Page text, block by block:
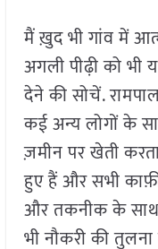
मैं ख़ुद भी गांव में
अगली पीढ़ी को भी
देने की सोचें.
कई अन्य लोगों के
ज़मीन पर खेती
हुए हैं और सभी
और तकनीक के साथ
भी नौकरी की